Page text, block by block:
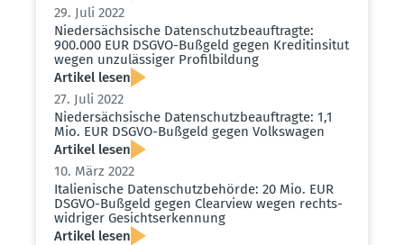
29. Juli 2022
Nieder­säch­sische Daten­schutz­be­auf­tragte:
900.000 EUR DSGVO-Bußgeld gegen Kredi­tin­situt
wegen unzuläs­siger Profil­bildung
Artikel lesen
27. Juli 2022
Nieder­säch­sische Daten­schutz­be­auf­tragte: 1,1
Mio. EUR DSGVO-Bußgeld gegen Volks­wagen
Artikel lesen
10. März 2022
Italie­nische Daten­schutz­be­hörde: 20 Mio. EUR
DSGVO-Bußgeld gegen Clearview wegen rechts­
wid­riger Gesichts­er­kennung
Artikel lesen